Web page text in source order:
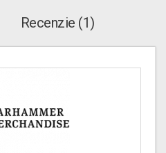
Recenzie (1)